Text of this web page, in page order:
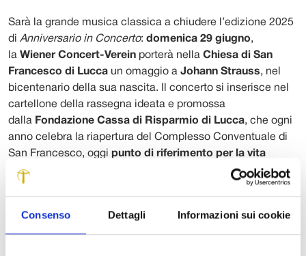
Consenso Dettagli Informazioni sui cookie
Sarà la grande musica classica a chiudere l’edizione 2025
di Anniversario in Concerto: domenica 29 giugno,
la Wiener Concert-Verein porterà nella Chiesa di San
Francesco di Lucca un omaggio a Johann Strauss, nel
bicentenario della sua nascita. Il concerto si inserisce nel
cartellone della rassegna ideata e promossa
dalla Fondazione Cassa di Risparmio di Lucca, che ogni
anno celebra la riapertura del Complesso Conventuale di
San Francesco, oggi punto di riferimento per la vita
culturale della città
Fondata nel 1987 da giovani membri della celebre Vienna
Symphony Orchestra, laWiener Concert-Verein (WCV)è